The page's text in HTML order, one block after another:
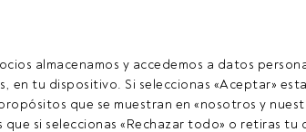
almacenamos y accedemos a datos
en tu dispositivo. Si seleccionas «Aceptar»
que se muestran en «nosotros y
si seleccionas «Rechazar todo» o retiras tu